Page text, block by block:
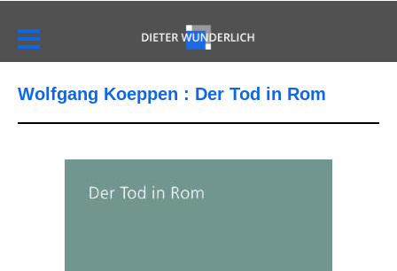
Wolfgang Koeppen : Der Tod in Rom